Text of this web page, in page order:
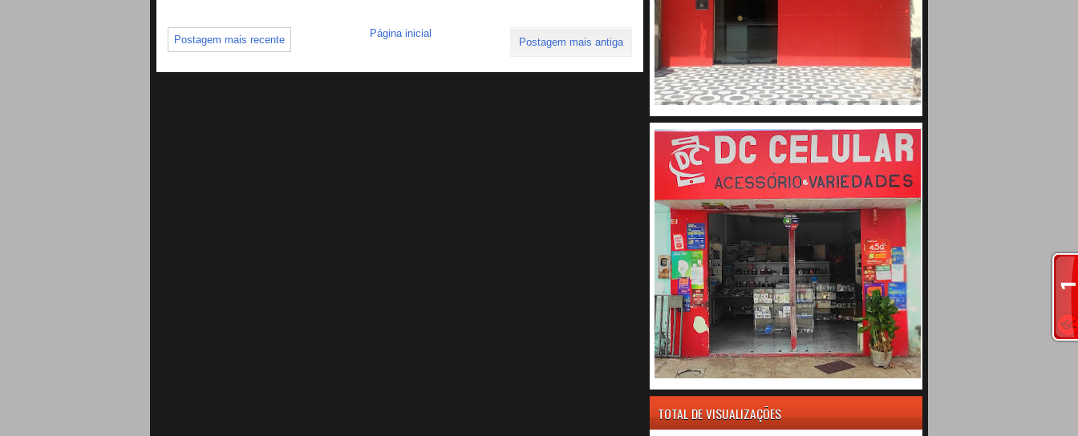
Postagem mais recente Postagem mais antiga
Página inicial
TOTAL DE VISUALIZAÇÕES